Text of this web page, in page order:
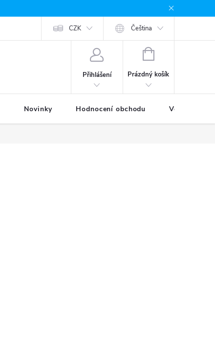
Provizní systém Moje objednávka
CZK Čeština
Přihlášení
NÁKUPNÍ
Prázdný košík
Novinky Hodnocení obchodu Věrnostní